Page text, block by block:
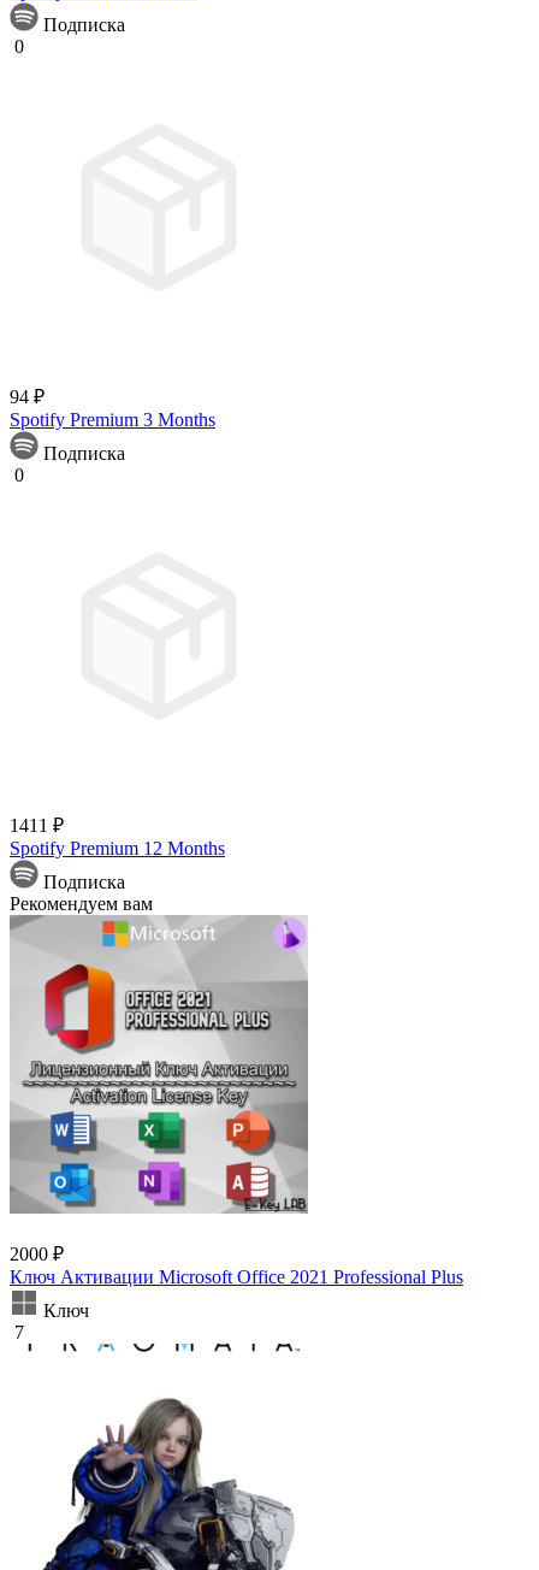
Подписка
0
94 ₽
Spotify Premium 3 Months
Подписка
0
1411 ₽
Spotify Premium 12 Months
Подписка
Рекомендуем вам
2000 ₽
Ключ Активации Microsoft Office 2021 Professional Plus
Ключ
7